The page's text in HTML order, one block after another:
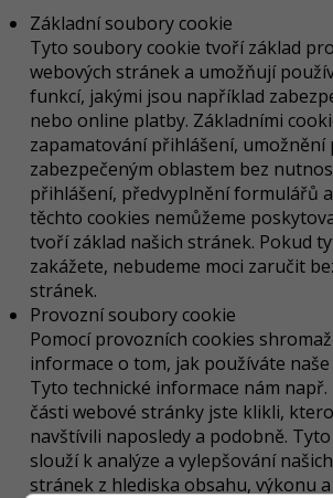
Základní soubory cookie
Tyto soubory cookie tvoří základ
webových stránek a umožňují
funkcí, jakými jsou například
nebo online platby. Základními
zapamatování přihlášení,
zabezpečeným oblastem bez
přihlášení, předvyplnění formulářů
těchto cookies nemůžeme
tvoří základ našich stránek. Pokud
zakážete, nebudeme moci zaručit
stránek.
Provozní soubory cookie
Pomocí provozních cookies
informace o tom, jak používáte
Tyto technické informace nám
části webové stránky jste klikli,
navštívili naposledy a podobně.
slouží k analýze a vylepšování
stránek z hlediska obsahu, výkonu